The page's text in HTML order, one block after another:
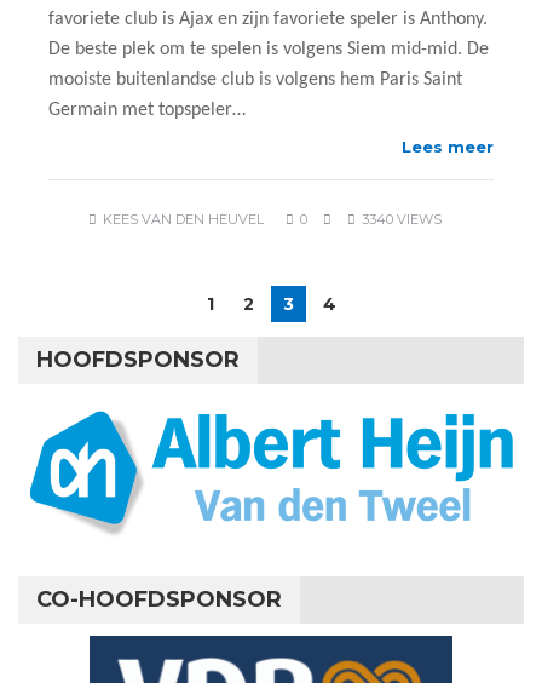
favoriete club is Ajax en zijn favoriete speler is Anthony.
De beste plek om te spelen is volgens Siem mid-mid. De
mooiste buitenlandse club is volgens hem Paris Saint
Germain met topspeler…
Lees meer
KEES VAN DEN HEUVEL 0 3340 VIEWS
1 2 3 4
HOOFDSPONSOR
CO-HOOFDSPONSOR